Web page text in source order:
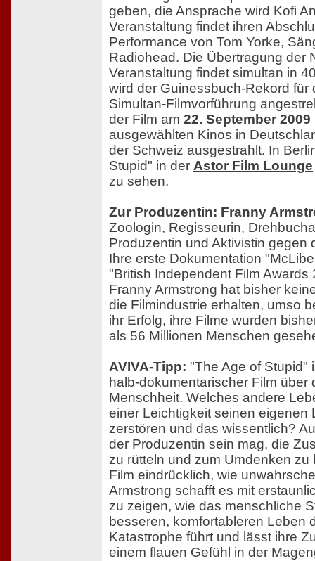
geben, die Ansprache wird Kofi
Veranstaltung findet ihren
Performance von Tom Yorke,
Radiohead. Die Übertragung der
Veranstaltung findet simultan in
wird der Guinessbuch-Rekord für
Simultan-Filmvorführung
der Film am 22. September
ausgewählten Kinos in
der Schweiz ausgestrahlt. In
Stupid" in der Astor Film Lounge
zu sehen.
Zur Produzentin: Franny
Zoologin, Regisseurin,
Produzentin und Aktivistin gegen
Ihre erste Dokumentation
"British Independent Film
Franny Armstrong hat bisher
die Filmindustrie erhalten, umso
ihr Erfolg, ihre Filme wurden
als 56 Millionen Menschen
AVIVA-Tipp: "The Age of Stupid"
halb-dokumentarischer Film über
Menschheit. Welches andere
einer Leichtigkeit seinen eigenen
zerstören und das wissentlich?
der Produzentin sein mag, die
zu rütteln und zum Umdenken zu
Film eindrücklich, wie
Armstrong schafft es mit
zu zeigen, wie das menschliche
besseren, komfortableren Leben
Katastrophe führt und lässt ihre
einem flauen Gefühl in der